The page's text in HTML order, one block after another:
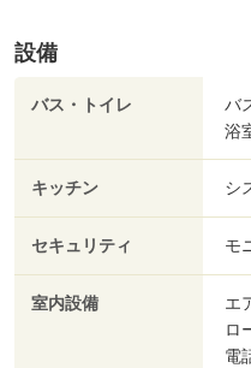
設備
バス・トイレ
バ
浴
キッチン シ
セキュリティ モ
室内設備
エ
ロ
電